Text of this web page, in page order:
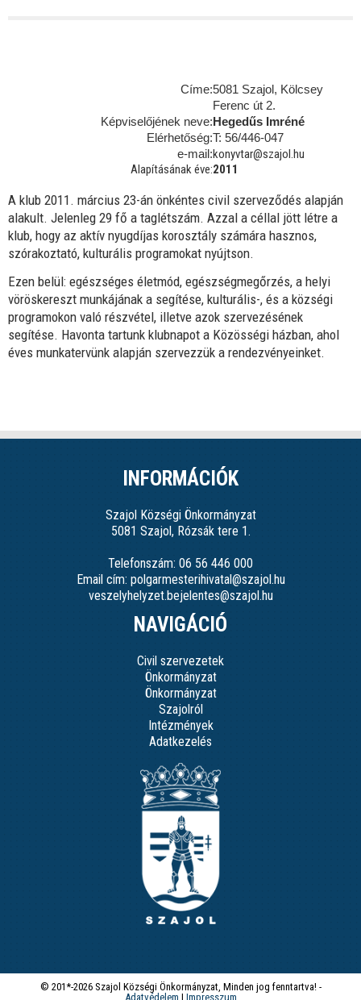
Címe:5081 Szajol, Kölcsey
Ferenc út 2.
Képviselőjének neve:Hegedűs Imréné
Elérhetőség:T: 56/446-047
e-mail:konyvtar@szajol.hu
Alapításának éve:2011
A klub 2011. március 23-án önkéntes civil szerveződés alapján
alakult. Jelenleg 29 fő a taglétszám. Azzal a céllal jött létre a
klub, hogy az aktív nyugdíjas korosztály számára hasznos,
szórakoztató, kulturális programokat nyújtson.
Ezen belül: egészséges életmód, egészségmegőrzés, a helyi
vöröskereszt munkájának a segítése, kulturális-, és a községi
programokon való részvétel, illetve azok szervezésének
segítése. Havonta tartunk klubnapot a Közösségi házban, ahol
éves munkatervünk alapján szervezzük a rendezvényeinket.
INFORMÁCIÓK
Szajol Községi Önkormányzat
5081 Szajol, Rózsák tere 1.
Telefonszám: 06 56 446 000
Email cím: polgarmesterihivatal@szajol.hu
veszelyhelyzet.bejelentes@szajol.hu
NAVIGÁCIÓ
Civil szervezetek
Önkormányzat
Önkormányzat
Szajolról
Intézmények
Adatkezelés
© 201*-2026 Szajol Községi Önkormányzat, Minden jog fenntartva! -
Adatvédelem | Impresszum